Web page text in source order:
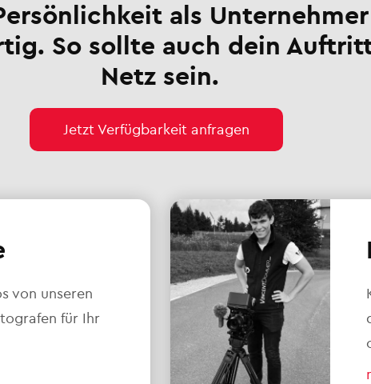
als
So sollte auch dein
Netz sein.
Jetzt Verfügbarkeit anfragen
von unseren
für Ihr